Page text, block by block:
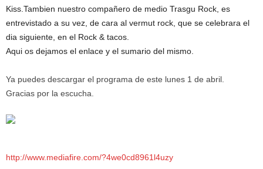
Kiss.Tambien nuestro compañero de medio Trasgu Rock, es
entrevistado a su vez, de cara al vermut rock, que se celebrara el
dia siguiente, en el Rock & tacos.
Aqui os dejamos el enlace y el sumario del mismo.
Ya puedes descargar el programa de este lunes 1 de abril.
Gracias por la escucha.
http://www.mediafire.com/?4we0cd8961l4uzy